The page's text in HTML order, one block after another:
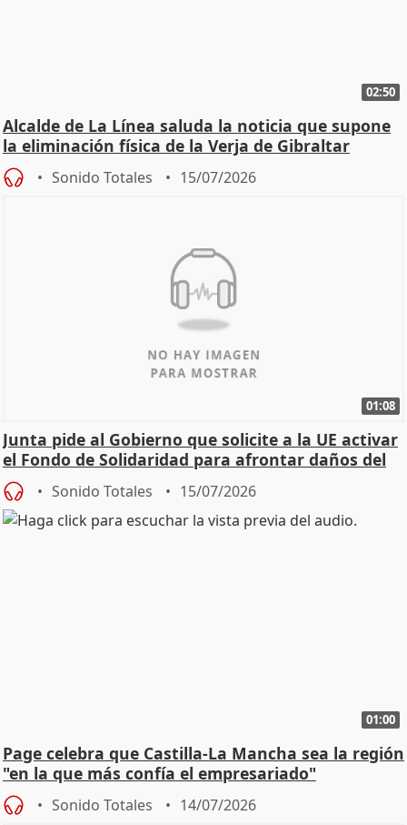
02:50
Alcalde de La Línea saluda la noticia que supone
la eliminación física de la Verja de Gibraltar
Sonido Totales 15/07/2026
01:08
Junta pide al Gobierno que solicite a la UE activar
el Fondo de Solidaridad para afrontar daños del
Sonido Totales 15/07/2026
01:00
Page celebra que Castilla-La Mancha sea la región
"en la que más confía el empresariado"
Sonido Totales 14/07/2026